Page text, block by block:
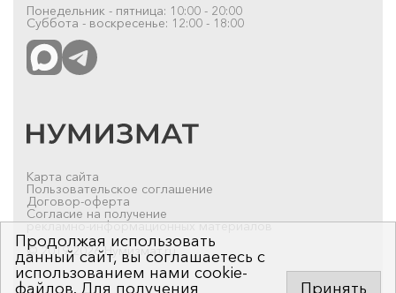
Понедельник - пятница: 10:00 - 20:00
Суббота - воскресенье: 12:00 - 18:00
Карта сайта
Пользовательское соглашение
Договор-оферта
Согласие на получение
рекламно-информационных материалов
© 2019-2026 Нумизмат.ru
Продолжая использовать
данный сайт, вы соглашаетесь с
использованием нами cookie-
файлов. Для получения
Принять